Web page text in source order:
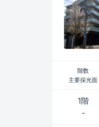
階数
主要採光面
1階
-